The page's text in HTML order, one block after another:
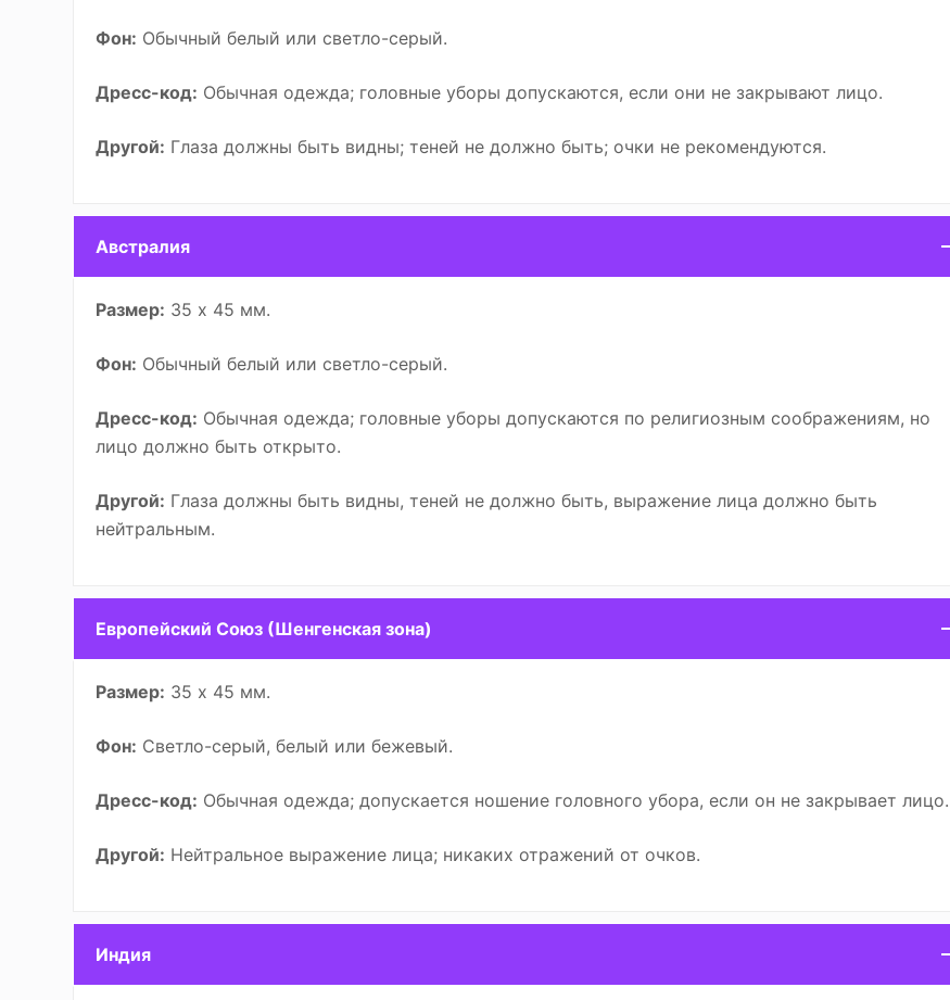
Фон: Обычный белый или светло-серый.
Дресс-код: Обычная одежда; головные уборы допускаются, если они не закрывают лицо.
Другой: Глаза должны быть видны; теней не должно быть; очки не рекомендуются.
Австралия
Размер: 35 х 45 мм.
Фон: Обычный белый или светло-серый.
Дресс-код: Обычная одежда; головные уборы допускаются по религиозным соображениям, но
лицо должно быть открыто.
Другой: Глаза должны быть видны, теней не должно быть, выражение лица должно быть
нейтральным.
Европейский Союз (Шенгенская зона)
Размер: 35 х 45 мм.
Фон: Светло-серый, белый или бежевый.
Дресс-код: Обычная одежда; допускается ношение головного убора, если он не закрывает лицо.
Другой: Нейтральное выражение лица; никаких отражений от очков.
Индия